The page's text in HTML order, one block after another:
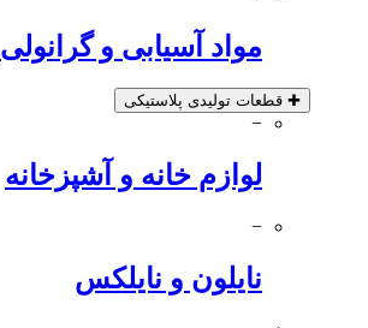
مواد آسیابی و گرانولی
✚ قطعات تولیدی پلاستیکی
−
لوازم خانه و آشپزخانه
−
نایلون و نایلکس